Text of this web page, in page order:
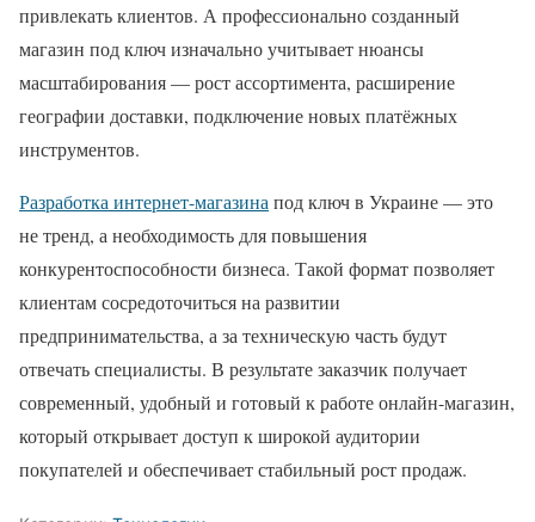
привлекать клиентов. А профессионально созданный
магазин под ключ изначально учитывает нюансы
масштабирования — рост ассортимента, расширение
географии доставки, подключение новых платёжных
инструментов.
Разработка интернет-магазина под ключ в Украине — это
не тренд, а необходимость для повышения
конкурентоспособности бизнеса. Такой формат позволяет
клиентам сосредоточиться на развитии
предпринимательства, а за техническую часть будут
отвечать специалисты. В результате заказчик получает
современный, удобный и готовый к работе онлайн-магазин,
который открывает доступ к широкой аудитории
покупателей и обеспечивает стабильный рост продаж.